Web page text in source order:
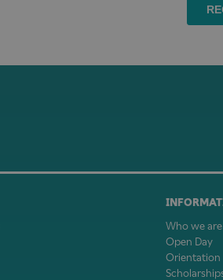
Who we are
Open Day
Orientation